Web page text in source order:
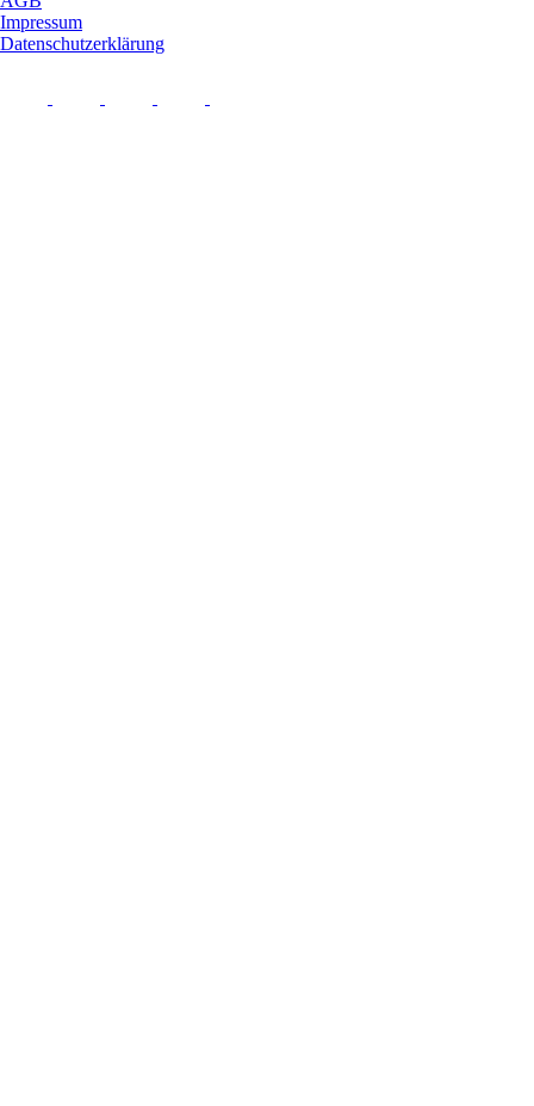
Impressum
Datenschutzerklärung